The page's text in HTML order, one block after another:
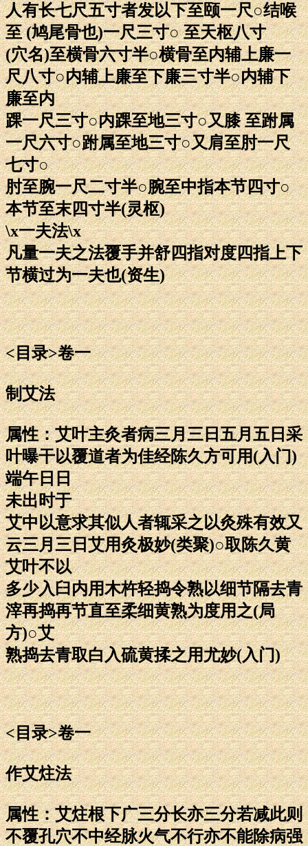
人有长七尺五寸者发以下至颐一尺○结喉
至 (鸠尾骨也)一尺三寸○ 至天枢八寸
(穴名)至横骨六寸半○横骨至内辅上廉一
尺八寸○内辅上廉至下廉三寸半○内辅下
廉至内
踝一尺三寸○内踝至地三寸○又膝 至跗属
一尺六寸○跗属至地三寸○又肩至肘一尺
七寸○
肘至腕一尺二寸半○腕至中指本节四寸○
本节至末四寸半(灵枢)
\x一夫法\x
凡量一夫之法覆手并舒四指对度四指上下
节横过为一夫也(资生)
<目录>卷一
制艾法
属性：艾叶主灸者病三月三日五月五日采
叶曝干以覆道者为佳经陈久方可用(入门)
端午日日
未出时于
艾中以意求其似人者辄采之以灸殊有效又
云三月三日艾用灸极妙(类聚)○取陈久黄
艾叶不以
多少入臼内用木杵轻捣令熟以细节隔去青
滓再捣再节直至柔细黄熟为度用之(局
方)○艾
熟捣去青取白入硫黄揉之用尤妙(入门)
<目录>卷一
作艾炷法
属性：艾炷根下广三分长亦三分若减此则
不覆孔穴不中经脉火气不行亦不能除病强